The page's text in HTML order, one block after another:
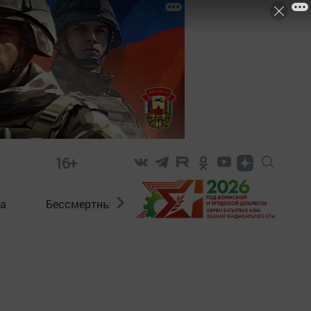
16+
Бессмертный полк. Кряшены